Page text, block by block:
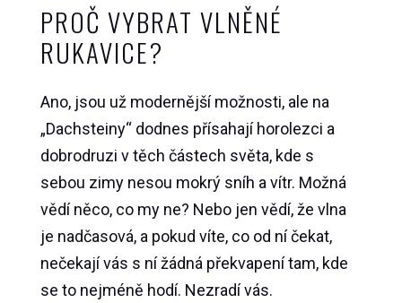
PROČ VYBRAT VLNĚNÉ
RUKAVICE?
Ano, jsou už modernější možnosti, ale na
„Dachsteiny“ dodnes přísahají horolezci a
dobrodruzi v těch částech světa, kde s
sebou zimy nesou mokrý sníh a vítr. Možná
vědí něco, co my ne? Nebo jen vědí, že vlna
je nadčasová, a pokud víte, co od ní čekat,
nečekají vás s ní žádná překvapení tam, kde
se to nejméně hodí. Nezradí vás.